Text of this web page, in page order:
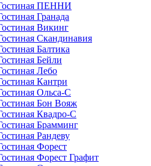
ПЕННИ
Гранада
Викинг
Скандинавия
Балтика
Бейли
Лебо
Кантри
Ольса-С
Бон Вояж
Квадро-С
Брамминг
Рандеву
Форест
Форест Графит